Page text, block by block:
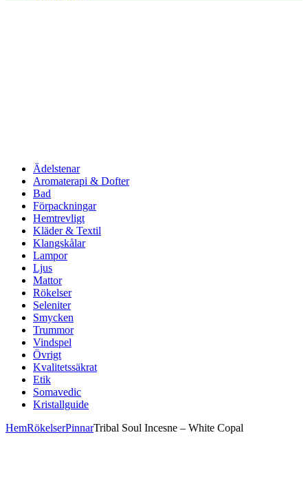
Ädelstenar
Aromaterapi & Dofter
Bad
Förpackningar
Hemtrevligt
Kläder & Textil
Klangskålar
Lampor
Ljus
Mattor
Rökelser
Seleniter
Smycken
Trummor
Vindspel
Övrigt
Kvalitetssäkrat
Etik
Somavedic
Kristallguide
HemRökelserPinnarTribal Soul Incesne – White Copal